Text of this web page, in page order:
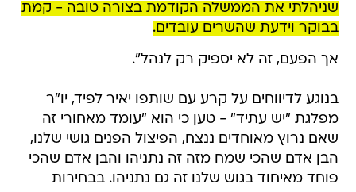
שניהלתי את הממשלה הקודמת בצורה טובה - קמת
בבוקר וידעת שהשרים עובדים.
אך הפעם, זה לא יספיק רק לנהל".
בנוגע לדיווחים על קרע עם שותפו יאיר לפיד, יו"ר
מפלגת "יש עתיד" - טען כי הוא "עומד מאחורי זה
שאם נרוץ מאוחדים ננצח, הפיצול הפנים גושי שלנו,
הבן אדם שהכי שמח מזה זה נתניהו והבן אדם שהכי
פוחד מאיחוד בגוש שלנו זה גם נתניהו. בבחירות